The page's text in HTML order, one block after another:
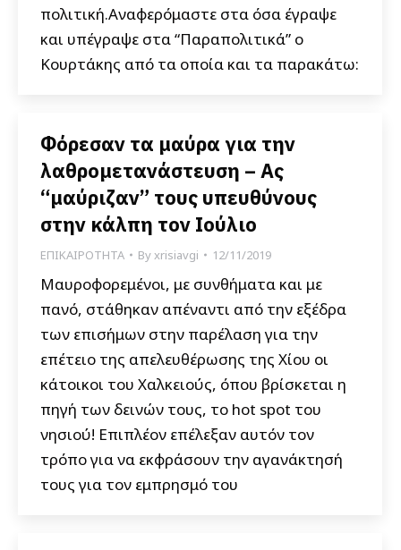
πολιτική.Αναφερόμαστε στα όσα έγραψε
και υπέγραψε στα “Παραπολιτικά” ο
Κουρτάκης από τα οποία και τα παρακάτω:
Φόρεσαν τα μαύρα για την
λαθρομετανάστευση – Ας
“μαύριζαν” τους υπευθύνους
στην κάλπη τον Ιούλιο
ΕΠΙΚΑΙΡΟΤΗΤΑ Byxrisiavgi 12/11/2019
Μαυροφορεμένοι, με συνθήματα και με
πανό, στάθηκαν απέναντι από την εξέδρα
των επισήμων στην παρέλαση για την
επέτειο της απελευθέρωσης της Χίου οι
κάτοικοι του Χαλκειούς, όπου βρίσκεται η
πηγή των δεινών τους, το hot spot του
νησιού! Επιπλέον επέλεξαν αυτόν τον
τρόπο για να εκφράσουν την αγανάκτησή
τους για τον εμπρησμό του